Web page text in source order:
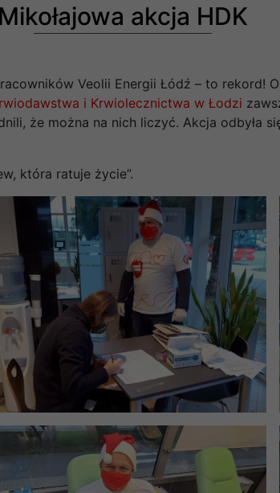
Mikołajowa akcja HDK
Veolii Energii Łódź – to rekord!
i Krwiolecznictwa w Łodzi
że można na nich liczyć. Akcja odbyła
która ratuje życie”.